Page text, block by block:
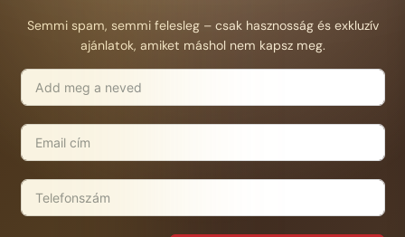
Semmi spam, semmi felesleg – csak hasznosság és exkluzív
ajánlatok, amiket máshol nem kapsz meg.